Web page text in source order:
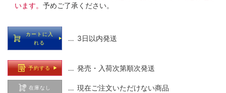
います。 予めご了承ください。
カートに入
れる
… 3日以内発送
予約する … 発売・入荷次第順次発送
在庫なし … 現在ご注文いただけない商品